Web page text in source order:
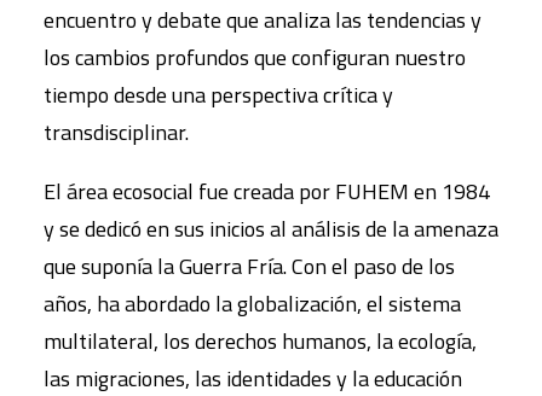
encuentro y debate que analiza las tendencias y
los cambios profundos que configuran nuestro
tiempo desde una perspectiva crítica y
transdisciplinar.
El área ecosocial fue creada por FUHEM en 1984
y se dedicó en sus inicios al análisis de la amenaza
que suponía la Guerra Fría. Con el paso de los
años, ha abordado la globalización, el sistema
multilateral, los derechos humanos, la ecología,
las migraciones, las identidades y la educación